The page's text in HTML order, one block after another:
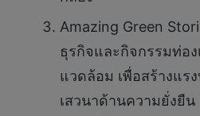
Amazing Green
ธุรกิจและกิจกรรมท่อ
แวดล้อม เพื่อสร้างแร
เสวนาด้านความยั่งยืน